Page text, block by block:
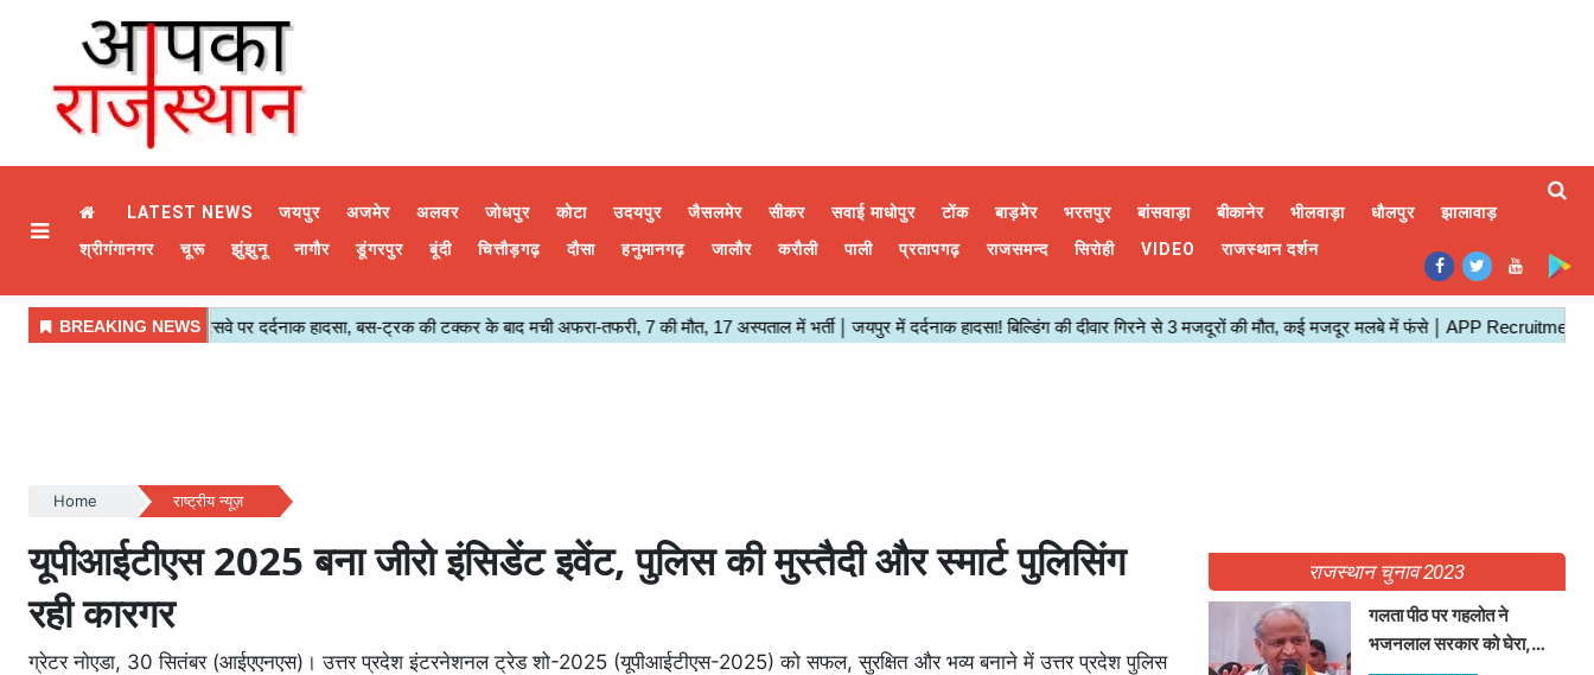
LATEST NEWS जयपुर अजमेर अलवर जोधपुर कोटा उदयपुर जैसलमेर सीकर सवाई माधोपुर टोंक बाड़मेर भरतपुर बांसवाड़ा बीकानेर भीलवाड़ा धौलपुर
झालावाड़
श्रीगंगानगर
चूरू झुंझुनू नागौर डूंगरपुर बूंदी चित्तौड़गढ़ दौसा हनुमानगढ़ जालौर करौली पाली प्रतापगढ़ राजसमन्द सिरोही VIDEO राजस्थान दर्शन
Home राष्ट्रीय न्यूज़
यूपीआईटीएस 2025 बना जीरो इंसिडेंट इवेंट, पुलिस की मुस्तैदी और स्मार्ट पुलिसिंग
रही कारगर
ग्रेटर नाेएडा, 30 सितंबर (आईएएनएस)। उत्तर प्रदेश इंटरनेशनल ट्रेड शो-2025 (यूपीआईटीएस-2025) को सफल, सुरक्षित और भव्य बनाने में उत्तर प्रदेश पुलिस
राजस्थान चुनाव 2023
गलता पीठ पर गहलोत ने
भजनलाल सरकार को घेरा,